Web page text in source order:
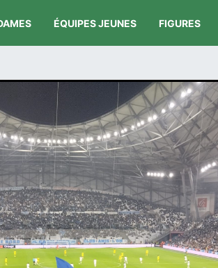
ÉQUIPES JEUNES FIGURES